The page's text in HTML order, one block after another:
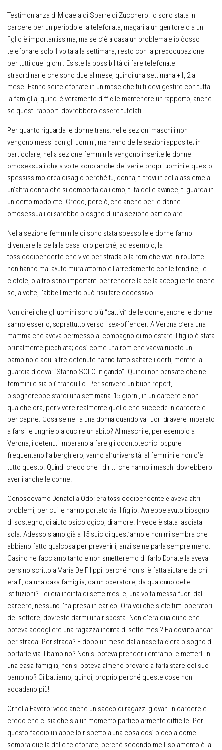
Testimonianza di Micaela di Sbarre di Zucchero: io sono stata in
carcere per un periodo e la telefonata, magari a un genitore o a un
figlio è importantissima, ma se c’è a casa un problema e io òosso
telefonare solo 1 volta alla settimana, resto con la preoccupazione
per tutti quei giorni. Esiste la possibilità di fare telefonate
straordinarie che sono due al mese, quindi una settimana +1, 2 al
mese. Fanno sei telefonate in un mese che tu ti devi gestire con tutta
la famiglia, quindi è veramente difficile mantenere un rapporto, anche
se questi rapporti dovrebbero essere tutelati.
Per quanto riguarda le donne trans: nelle sezioni maschili non
vengono messi con gli uomini, ma hanno delle sezioni apposite; in
particolare, nella sezione femminile vengono inserite le donne
omosessuali che a volte sono anche dei veri e propri uomini e questo
spessissimo crea disagio perché tu, donna, ti trovi in cella assieme a
un’altra donna che si comporta da uomo, ti fa delle avance, ti guarda in
un certo modo etc. Credo, perciò, che anche per le donne
omosessuali ci sarebbe biosgno di una sezione particolare.
Nella sezione femminile ci sono stata spesso le e donne fanno
diventare la cella la casa loro perché, ad esempio, la
tossicodipendente che vive per strada o la rom che vive in roulotte
non hanno mai avuto mura attorno e l’arredamento con le tendine, le
ciotole, o altro sono importanti per rendere la cella accogliente anche
se, a volte, l’abbellimento può risultare eccessivo.
Non direi che gli uomini sono più “cattivi” delle donne, anche le donne
sanno esserlo, soprattutto verso i sex-offender. A Verona c’era una
mamma che aveva permesso al compagno di molestare il figlio è stata
brutalmente picchiata; così come una rom che vaeva rubato un
bambino e acui altre detenute hanno fatto saltare i denti, mentre la
guardia diceva: “Stanno SOLO litigando”. Quindi non pensate che nel
femminile sia più tranquillo. Per scrivere un buon report,
bisognerebbe starci una settimana, 15 giorni, in un carcere e non
qualche ora, per vivere realmente quello che succede in carcere e
per capire. Cosa se ne fa una donna quando va fuori di avere imparato
a farsi le unghie o a cucire un abito? Al maschile, per esempio a
Verona, i detenuti imparano a fare gli odontotecnici oppure
frequentano l’alberghiero, vanno all’università; al femminile non c’è
tutto questo. Quindi credo che i diritti che hanno i maschi dovrebbero
averli anche le donne.
Conoscevamo Donatella Odo: era tossicodipendente e aveva altri
problemi, per cui le hanno portato via il figlio. Avrebbe avuto biosgno
di sostegno, di aiuto psicologico, di amore. Invece è stata lasciata
sola. Adesso siamo già a 15 suicidi quest’anno e non mi sembra che
abbiano fatto qualcosa per prevenirli, anzi se ne parla sempre meno.
Casino ne facciamo tanto e non smetteremo di farlo Donatella aveva
persino scritto a Maria De Filippi: perché non si è fatta aiutare da chi
era lì, da una casa famiglia, da un operatore, da qualcuno delle
istituzioni? Lei era incinta di sette mesi e, una volta messa fuori dal
carcere, nessuno l’ha presa in carico. Ora voi che siete tutti operatori
del settore, dovreste darmi una risposta. Non c’era qualcuno che
poteva accogliere una ragazza incinta di sette mesi? Ha dovuto andar
per strada. Per strada? E dopo un mese dalla nascita c’era bisogno di
portarle via il bambino? Non si poteva prenderli entrambi e metterli in
una casa famiglia, non si poteva almeno provare a farla stare col suo
bambino? Ci battiamo, quindi, proprio perché queste cose non
accadano più!
Ornella Favero: vedo anche un sacco di ragazzi giovani in carcere e
credo che ci sia che sia un momento particolarmente difficile. Per
questo faccio un appello rispetto a una cosa così piccola come
sembra quella delle telefonate, perché secondo me l’isolamento è la